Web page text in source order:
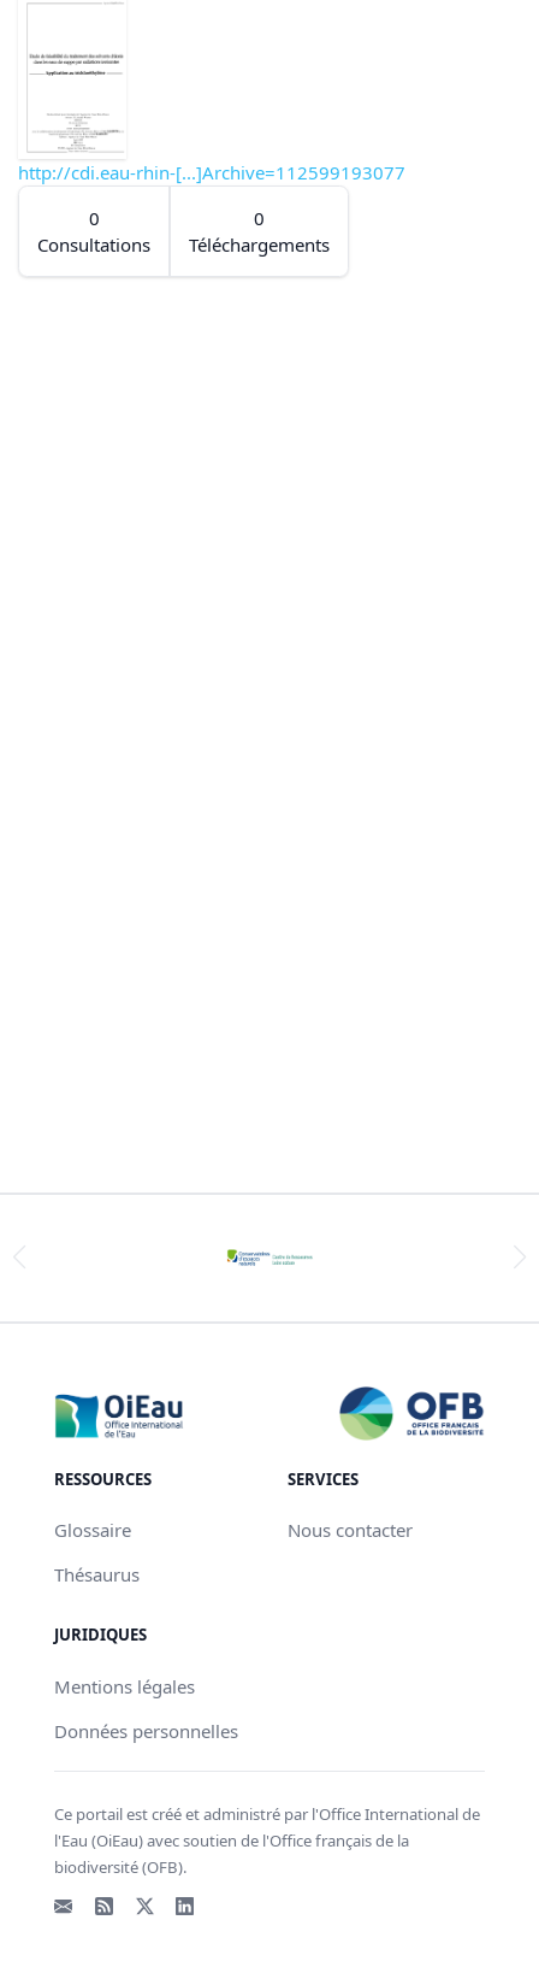
http://cdi.eau-rhin-[...]Archive=112599193077
0
Consultations
0
Téléchargements
RESSOURCES
Glossaire
Thésaurus
SERVICES
Nous contacter
JURIDIQUES
Mentions légales
Données personnelles
Ce portail est créé et administré par l'Office International de
l'Eau (OiEau) avec soutien de l'Office français de la
biodiversité (OFB).